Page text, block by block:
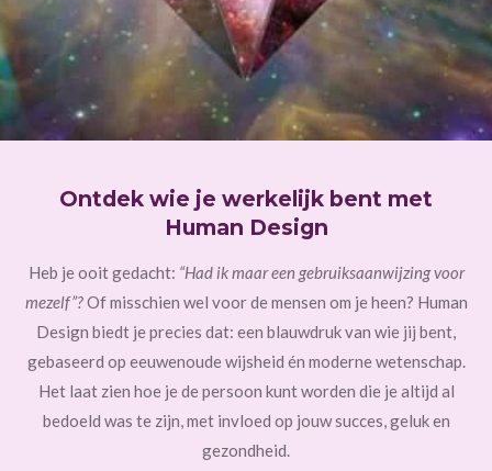
Ontdek wie je werkelijk bent met
Human Design
Heb je ooit gedacht: “Had ik maar een gebruiksaanwijzing voor
mezelf”?Of misschien wel voor de mensen om je heen? Human
Design biedt je precies dat: een blauwdruk van wie jij bent,
gebaseerd op eeuwenoude wijsheid én moderne wetenschap.
Het laat zien hoe je de persoon kunt worden die je altijd al
bedoeld was te zijn, met invloed op jouw succes, geluk en
gezondheid.